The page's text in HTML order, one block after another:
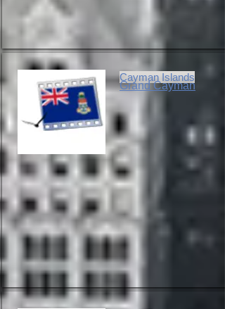
Cayman Islands
Grand Cayman